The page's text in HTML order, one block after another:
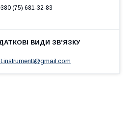
(75) 681-32-83